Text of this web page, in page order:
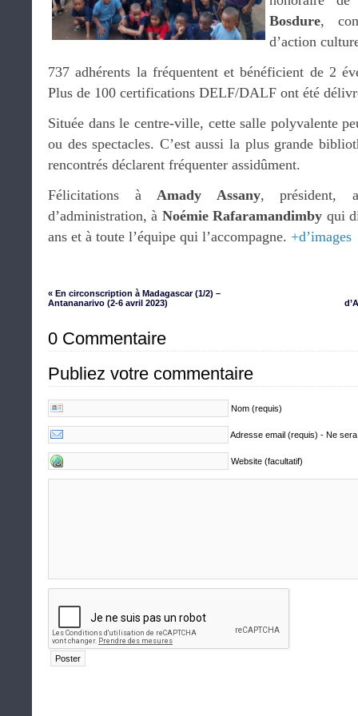
Bosdure,
d’action
737 adhérents la fréquentent et bénéficient de 2
Plus de 100 certifications DELF/DALF ont été
Située dans le centre-ville, cette salle polyvalente
ou des spectacles. C’est aussi la plus grande
rencontrés déclarent fréquenter assidûment.
Félicitations à Amady Assany, président,
d’administration, à Noémie Rafaramandimby qui
ans et à toute l’équipe qui l’accompagne. +d’images
« En circonscription à Madagascar (1/2) –
Antananarivo (2-6 avril 2023)
0 Commentaire
Publiez votre commentaire
Nom (requis)
Adresse email (requis) - Ne
Website (facultatif)